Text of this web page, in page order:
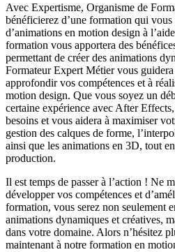
Avec Expertisme, Organisme de
bénéficierez d’une formation qui
d’animations en motion design à
formation vous apportera des
permettant de créer des animations
Formateur Expert Métier vous guidera
approfondir vos compétences et à
motion design. Que vous soyez un
certaine expérience avec After
besoins et vous aidera à maximiser
gestion des calques de forme,
ainsi que les animations en 3D, tout
production.
Il est temps de passer à l’action ! Ne
développer vos compétences et
formation, vous serez non seulement
animations dynamiques et créatives,
dans votre domaine. Alors n’hésitez
maintenant à notre formation en